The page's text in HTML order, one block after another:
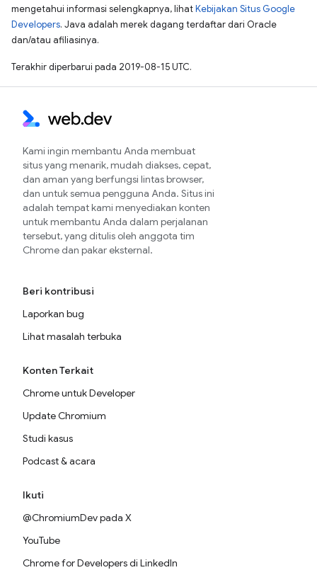
mengetahui informasi selengkapnya, lihatKebijakan Situs Google
Developers. Java adalah merek dagang terdaftar dari Oracle
dan/atau afiliasinya.
Terakhir diperbarui pada 2019-08-15 UTC.
Kami ingin membantu Anda membuat
situs yang menarik, mudah diakses, cepat,
dan aman yang berfungsi lintas browser,
dan untuk semua pengguna Anda. Situs ini
adalah tempat kami menyediakan konten
untuk membantu Anda dalam perjalanan
tersebut, yang ditulis oleh anggota tim
Chrome dan pakar eksternal.
Beri kontribusi
Laporkan bug
Lihat masalah terbuka
Konten Terkait
Chrome untuk Developer
Update Chromium
Studi kasus
Podcast & acara
Ikuti
@ChromiumDev pada X
YouTube
Chrome for Developers di LinkedIn